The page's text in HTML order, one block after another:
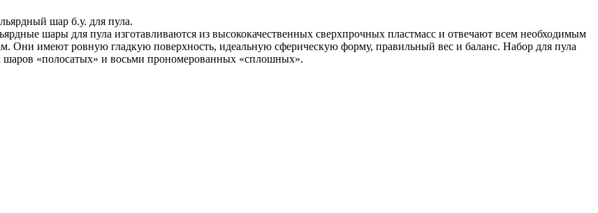
шар б.у. для пула.
шары для пула изготавливаются из высококачественных сверхпрочных пластмасс и отвечают всем необходимым
Они имеют ровную гладкую поверхность, идеальную сферическую форму, правильный вес и баланс. Набор для пула
шаров «полосатых» и восьми прономерованных «сплошных».